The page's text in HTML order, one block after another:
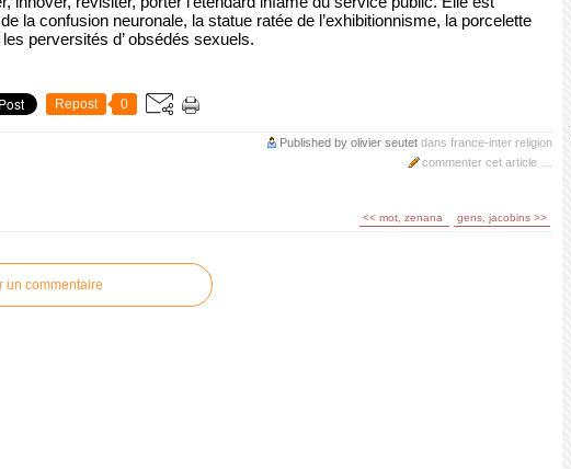
la confusion neuronale, la statue ratée de l’exhibitionnisme, la porcelette
perversités d’ obsédés sexuels.
Repost 0
Published by olivier seutet dans france-inter religion
commenter cet article
<< mot, zenana gens, jacobins >>
un commentaire